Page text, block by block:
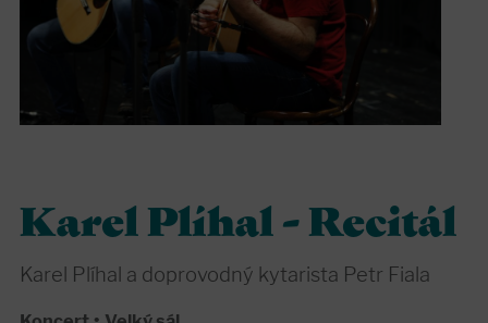
Karel Plíhal - Recitál
Karel Plíhal a doprovodný kytarista Petr Fiala